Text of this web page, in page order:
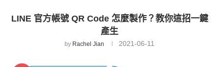
LINE 官方帳號 QR Code 怎麼製作？教你這招一鍵
產生
by Rachel Jian 2021-06-11